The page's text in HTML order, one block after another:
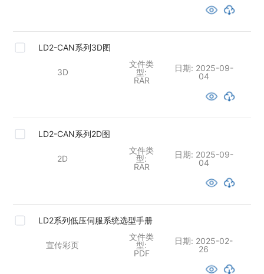
LD2-CAN系列3D图
3D
文件类
型:
RAR
日期: 2025-09-
04
LD2-CAN系列2D图
2D
文件类
型:
RAR
日期: 2025-09-
04
LD2系列低压伺服系统选型手册
宣传彩页
文件类
型:
PDF
日期: 2025-02-
26